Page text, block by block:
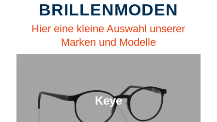
BRILLENMODEN
Hier eine kleine Auswahl unserer
Marken und Modelle
Keye